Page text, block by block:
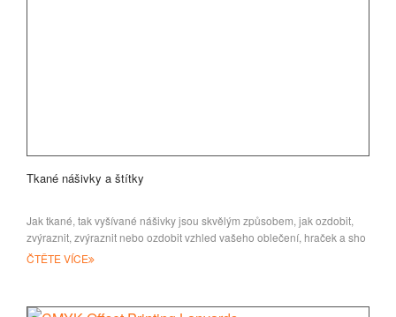
Tkané nášivky a štítky
Jak tkané, tak vyšívané nášivky jsou skvělým způsobem, jak ozdobit,
zvýraznit, zvýraznit nebo ozdobit vzhled vašeho oblečení, hraček a sho
ČTĚTE VÍCE